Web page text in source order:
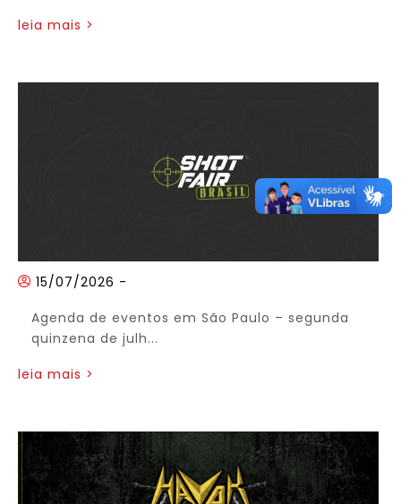
leia mais >
15/07/2026 -
Agenda de eventos em São Paulo – segunda
quinzena de julh...
leia mais >